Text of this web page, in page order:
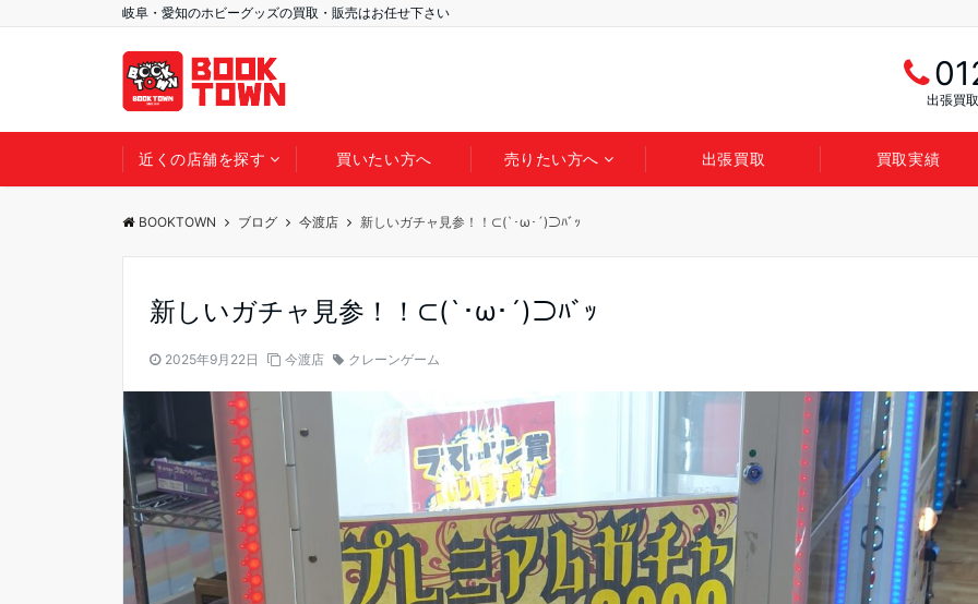
岐阜・愛知のホビーグッズの買取・販売はお任せ下さい
出張買
近くの店舗を探す 買いたい方へ 売りたい方へ 出張買取 買取実績
BOOKTOWN ブログ 今渡店 新しいガチャ見参！！⊂(`･ω･´)⊃ﾊﾞｯ
新しいガチャ見参！！⊂(`･ω･´)⊃ﾊﾞｯ
2025年9月22日 今渡店 クレーンゲーム